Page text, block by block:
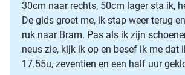
30cm naar rechts, 50cm lager sta ik,
De gids groet me, ik stap weer terug
ruk naar Bram. Pas als ik zijn
neus zie, kijk ik op en besef ik me dat
17.55u, zeventien en een half uur